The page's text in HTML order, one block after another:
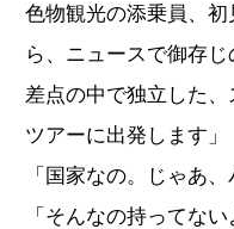
色物観光の添乗員、
ら、ニュースで御存
差点の中で独立した
ツアーに出発します」
「国家なの。じゃあ
「そんなの持ってな